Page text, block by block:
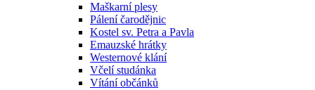
Maškarní plesy
Pálení čarodějnic
Kostel sv. Petra a Pavla
Emauzské hrátky
Westernové klání
Včelí studánka
Vítání občánků